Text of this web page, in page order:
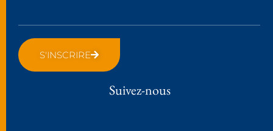
S'INSCRIRE
Suivez-nous